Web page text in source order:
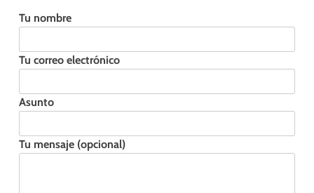
Tu nombre
Tu correo electrónico
Asunto
Tu mensaje (opcional)